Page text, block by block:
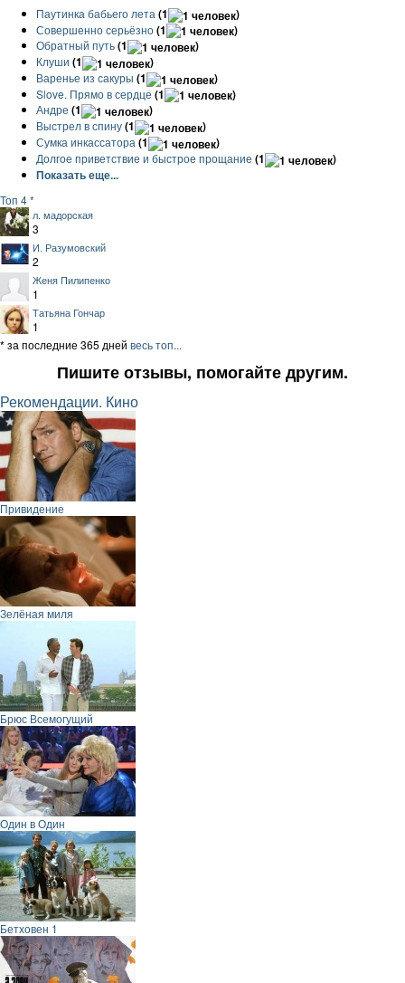
Паутинка бабьего лета (1 )
Совершенно серьёзно(1 )
Обратный путь(1 )
Клуши (1 )
Варенье из сакуры (1 )
Slove. Прямо в сердце (1 )
Андре (1 )
Выстрел в спину(1 )
Сумка инкассатора (1 )
Долгое приветствие и быстрое прощание (1
)
Показать еще...
Топ 4 *
л. мадорская
3
И. Разумовский
2
Женя Пилипенко
1
Татьяна Гончар
1
* за последние 365 дней весь топ...
Пишите отзывы, помогайте другим.
Рекомендации. Кино
Привидение
Зелёная миля
Брюс Всемогущий
Один в Один
Бетховен 1